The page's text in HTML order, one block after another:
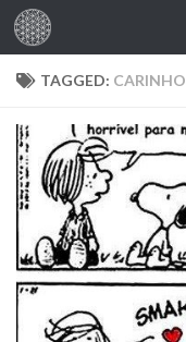
Skip to content
TAGGED: CARINHO